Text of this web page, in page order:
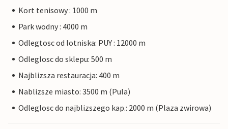
Kort tenisowy : 1000 m
Park wodny : 4000 m
Odlegtosc od lotniska: PUY : 12000 m
Odleglosc do sklepu: 500 m
Najblizsza restauracja: 400 m
Nablizsze miasto: 3500 m (Pula)
Odleglosc do najblizszego kap.: 2000 m (Plaza zwirowa)